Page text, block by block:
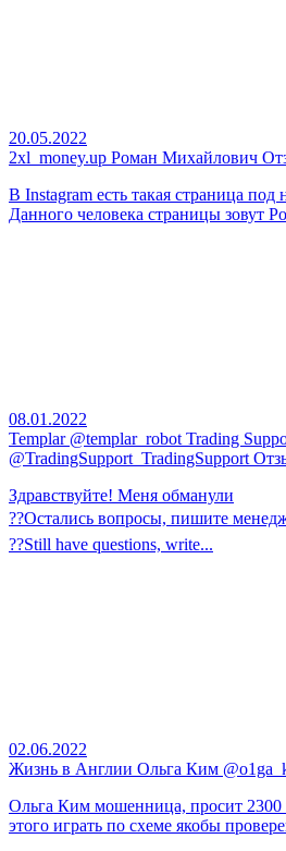
20.05.2022
2xl_money.up Роман Михайлович
В Instagram есть такая страница под
Данного человека страницы зовут
08.01.2022
Templar @templar_robot Trading
@TradingSupport_TradingSupport
Здравствуйте! Меня обманули
??Остались вопросы, пишите
??Still have questions, write...
02.06.2022
Жизнь в Англии Ольга Ким
Ольга Ким мошенница, просит 2300
этого играть по схеме якобы